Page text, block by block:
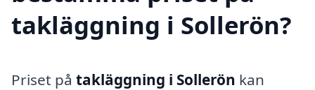
takläggning i Sollerön?
Priset på takläggning i Sollerön kan